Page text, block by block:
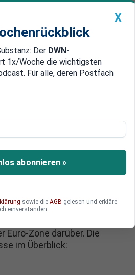
Geldanlage Premium
Magazin China
setzen
Druck
hat den anderen Euro-
konnten sich aber auch am
einheitliche Bewertung
Euro-Zone darüber. Die
im Überblick:
X
Der DWN-
1x/Woche die wichtigsten
Für alle, deren Postfach
abonnieren »
sowie die AGB gelesen und erkläre
einverstanden.